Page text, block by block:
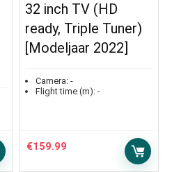
32 inch TV (HD
ready, Triple Tuner)
[Modeljaar 2022]
Camera: -
Flight time (m): -
€159.99